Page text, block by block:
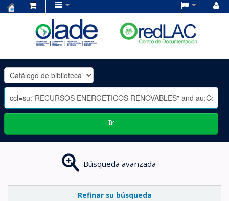
OLADE
-
Ir
Búsqueda avanzada
Refinar su búsqueda